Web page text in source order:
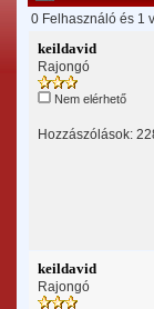
0 Felhasználó és 1
keildavid
Rajongó
Nem elérhető
Hozzászólások:
keildavid
Rajongó